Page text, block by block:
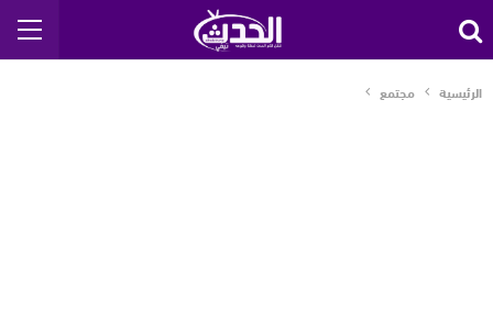
الرئيسية مجتمع